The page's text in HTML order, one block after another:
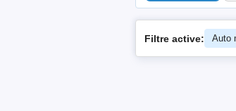
Filtre active: Auto